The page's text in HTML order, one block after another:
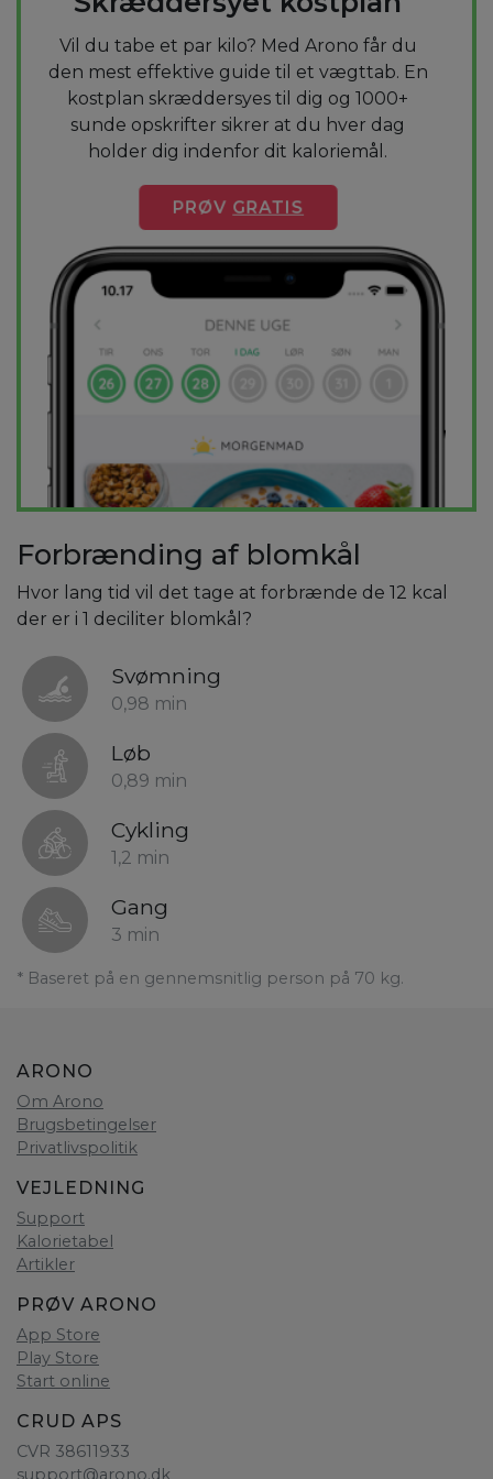
Vil du tabe et par kilo? Med Arono får du
den mest effektive guide til et vægttab. En
kostplan skræddersyes til dig og 1000+
sunde opskrifter sikrer at du hver dag
holder dig indenfor dit kaloriemål.
PRØV GRATIS
Forbrænding af blomkål
Hvor lang tid vil det tage at forbrænde de 12 kcal
der er i 1 deciliter blomkål?
Svømning
0,98 min
Løb
0,89 min
Cykling
1,2 min
Gang
3 min
* Baseret på en gennemsnitlig person på 70 kg.
ARONO
Om Arono
Brugsbetingelser
Privatlivspolitik
VEJLEDNING
Support
Kalorietabel
Artikler
PRØV ARONO
App Store
Play Store
Start online
CRUD APS
CVR 38611933
support@arono.dk